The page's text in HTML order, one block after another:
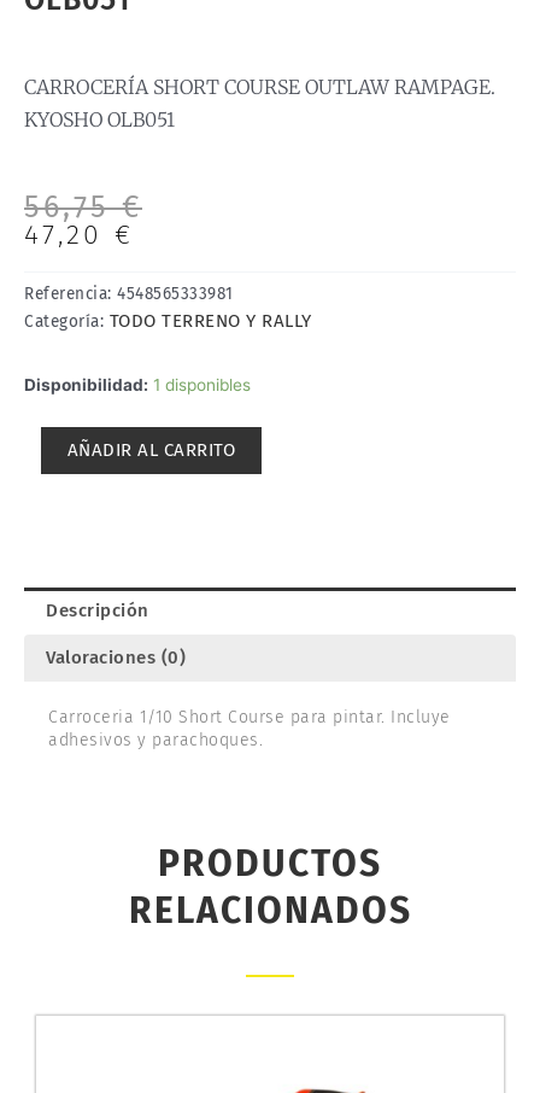
CARROCERÍA SHORT COURSE OUTLAW RAMPAGE.
KYOSHO OLB051
56,75€
El
precio
original
era:
56,75 €.
47,20 €
El
precio
actual
es:
47,20 €.
Referencia: 4548565333981
Categoría: TODO TERRENO Y RALLY
Disponibilidad: 1 disponibles
CARROCERÍA
COURSE
AÑADIR AL CARRITO
Descripción
Valoraciones (0)
Carroceria 1/10 Short Course para pintar. Incluye
adhesivos y parachoques.
PRODUCTOS
RELACIONADOS